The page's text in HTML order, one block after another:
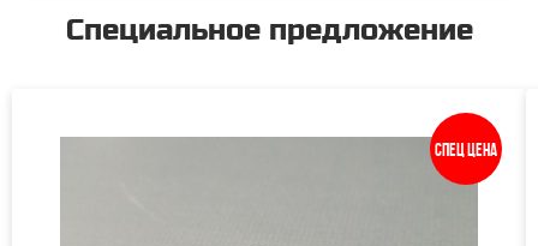
Специальное предложение
Спец цена